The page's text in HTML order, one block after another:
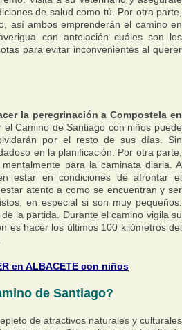
de salud como tú. Por otra parte,
así ambos emprenderán el camino en
con antelación cuáles son los
para evitar inconvenientes al querer
la peregrinación a Compostela en
el Camino de Santiago con niños puede
por el resto de sus días. Sin
en la planificación. Por otra parte,
para la caminata diaria. A
estar en condiciones de afrontar el
atento a como se encuentran y ser
en especial si son muy pequeños.
la partida. Durante el camino vigila su
es hacer los últimos 100 kilómetros del
en ALBACETE con niños
de Santiago?
de atractivos naturales y culturales